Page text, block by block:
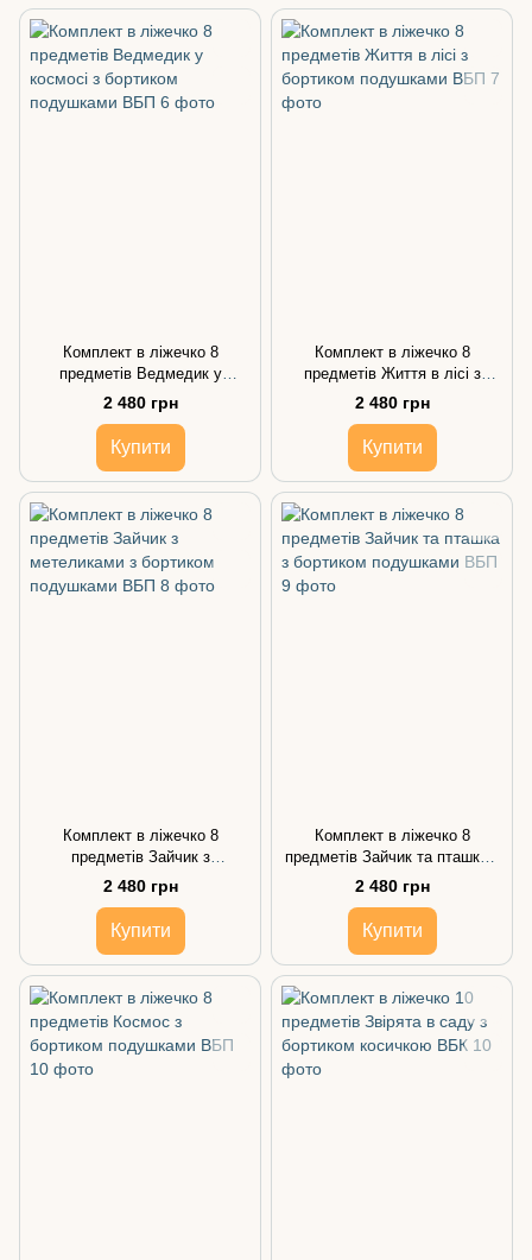
Комплект в ліжечко 8
предметів Ведмедик у
космосі з бортиком
подушками
2 480 грн
Купити
Комплект в ліжечко 8
предметів Життя в лісі з
бортиком подушками
2 480 грн
Купити
Комплект в ліжечко 8
предметів Зайчик з
метеликами з бортиком
подушками
2 480 грн
Купити
Комплект в ліжечко 8
предметів Зайчик та пташка з
бортиком подушками
2 480 грн
Купити